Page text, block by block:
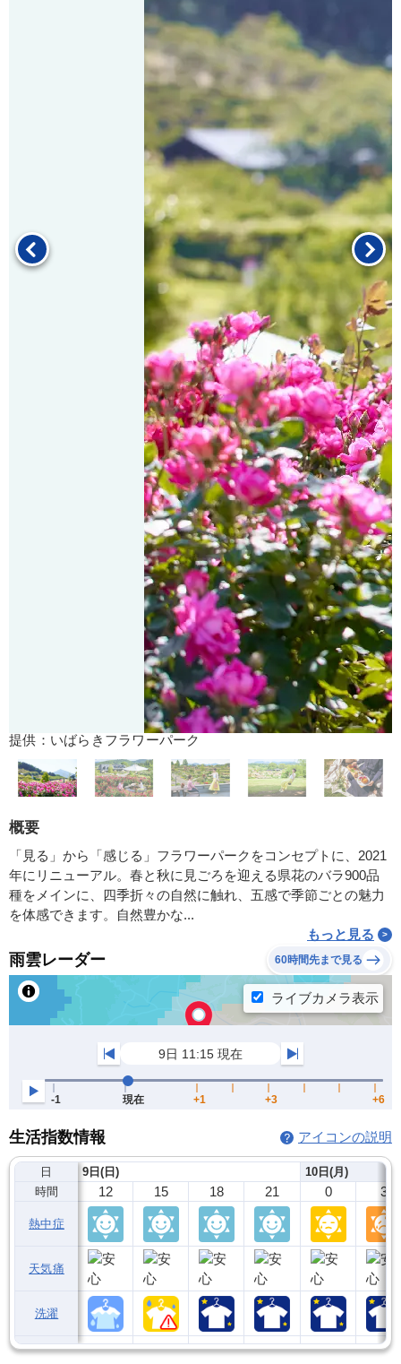
提供：いばらきフラワーパーク
概要
「見る」から「感じる」フラワーパークをコンセプトに、2021
年にリニューアル。春と秋に見ごろを迎える県花のバラ900品
種をメインに、四季折々の自然に触れ、五感で季節ごとの魅力
を体感できます。自然豊かな...
もっと見る
雨雲レーダー 60時間先まで見る
生活指数情報 アイコンの説明
日
時間
熱中症
天気痛
洗濯
9日(日)
12 15 18 21
10日(月)
0 3